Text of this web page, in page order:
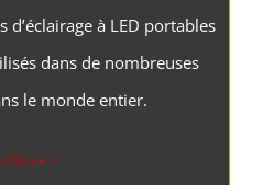
à LED portables
dans de nombreuses
le monde entier.
More